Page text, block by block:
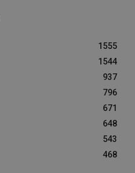
1555
1544
937
796
671
648
543
468